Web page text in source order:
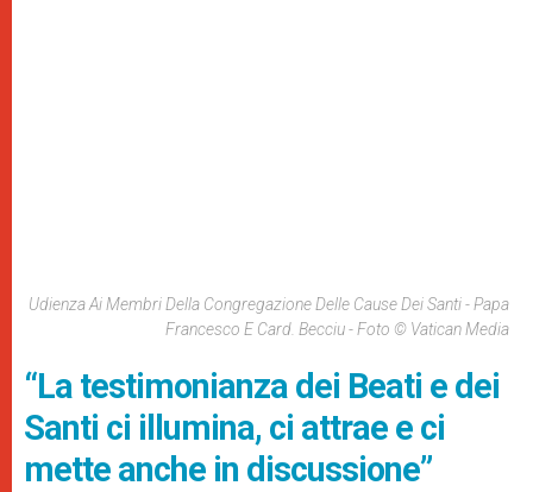
Udienza Ai Membri Della Congregazione Delle Cause Dei Santi - Papa
Francesco E Card. Becciu - Foto © Vatican Media
“La testimonianza dei Beati e dei
Santi ci illumina, ci attrae e ci
mette anche in discussione”